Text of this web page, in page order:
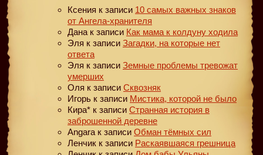
Ксения к записи 10 самых важных знаков
от Ангела-хранителя
Дана к записи Как мама к колдуну ходила
Эля к записи Загадки, на которые нет
ответа
Эля к записи Земные проблемы тревожат
умерших
Оля к записи Сквозняк
Игорь к записи Мистика, которой не было
Кира* к записи Странная история в
заброшенной деревне
Angara к записи Обман тёмных сил
Ленчик к записи Раскаявшаяся грешница